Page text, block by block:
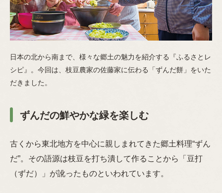
日本の北から南まで、様々な郷土の魅力を紹介する『ふるさとレ
シピ』。今回は、枝豆農家の佐藤家に伝わる「ずんだ餅」をいた
だきました。
ずんだの鮮やかな緑を楽しむ
古くから東北地方を中心に親しまれてきた郷土料理“ずん
だ”。その語源は枝豆を打ち潰して作ることから「豆打
（ずだ）」が訛ったものといわれています。